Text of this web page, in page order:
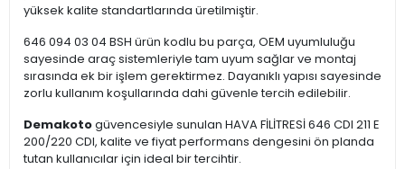
yüksek kalite standartlarında üretilmiştir.
646 094 03 04 BSH ürün kodlu bu parça, OEM uyumluluğu
sayesinde araç sistemleriyle tam uyum sağlar ve montaj
sırasında ek bir işlem gerektirmez. Dayanıklı yapısı sayesinde
zorlu kullanım koşullarında dahi güvenle tercih edilebilir.
Demakotogüvencesiyle sunulan HAVA FİLİTRESİ 646 CDI 211 E
200/220 CDI, kalite ve fiyat performans dengesini ön planda
tutan kullanıcılar için ideal bir tercihtir.